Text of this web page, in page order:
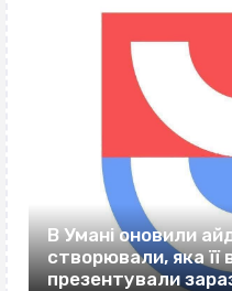
В Умані оновили
створювали, яка її
презентували